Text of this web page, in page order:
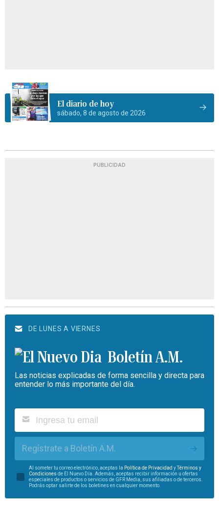
El diario de hoy
sábado, 8 de agosto de 2026
PUBLICIDAD
DE LUNES A VIERNES
Boletín A.M.
Las noticias explicadas de forma sencilla y directa para
entender lo más importante del día.
Regístrate a Boletín A.M.
Al someter tu correo electrónico, aceptas la Política de Privacidad yTérminos y
Condiciones de El Nuevo Día. Además, aceptas recibir información u ofertas
especiales de productos o servicios de GFR Media, sus afiliadas o de terceros.
Podrás optar salirte de los boletines en cualquier momento.